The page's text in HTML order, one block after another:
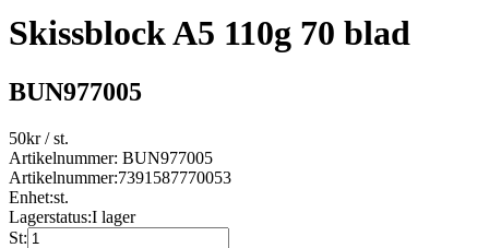
Skissblock A5 110g 70 blad
BUN977005
50kr/ st.
Artikelnummer: BUN977005
Artikelnummer:7391587770053
Enhet:st.
Lagerstatus:I lager
St: